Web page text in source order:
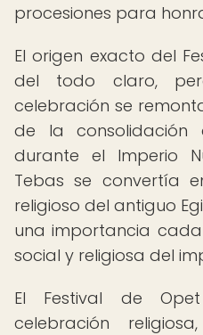
procesiones para
El origen exacto del
del todo claro,
celebración se
de la consolidación
durante el Imperio
Tebas se convertía
religioso del antiguo
una importancia
social y religiosa del
El Festival de
celebración